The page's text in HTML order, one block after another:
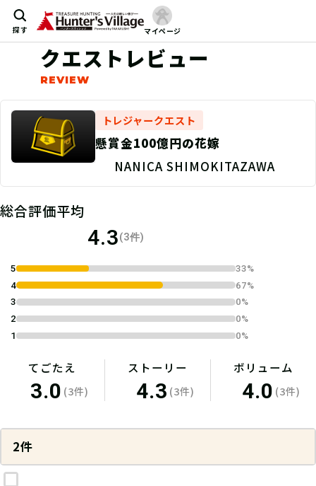
探す マイページ
クエストレビュー
トレジャークエスト
懸賞金100億円の花嫁
NANICA SHIMOKITAZAWA
総合評価平均
4.3(3件)
5
33%
4
67%
3
0%
2
0%
1
0%
てごたえ
3.0 (3件)
ストーリー
4.3 (3件)
ボリューム
4.0 (3件)
2件